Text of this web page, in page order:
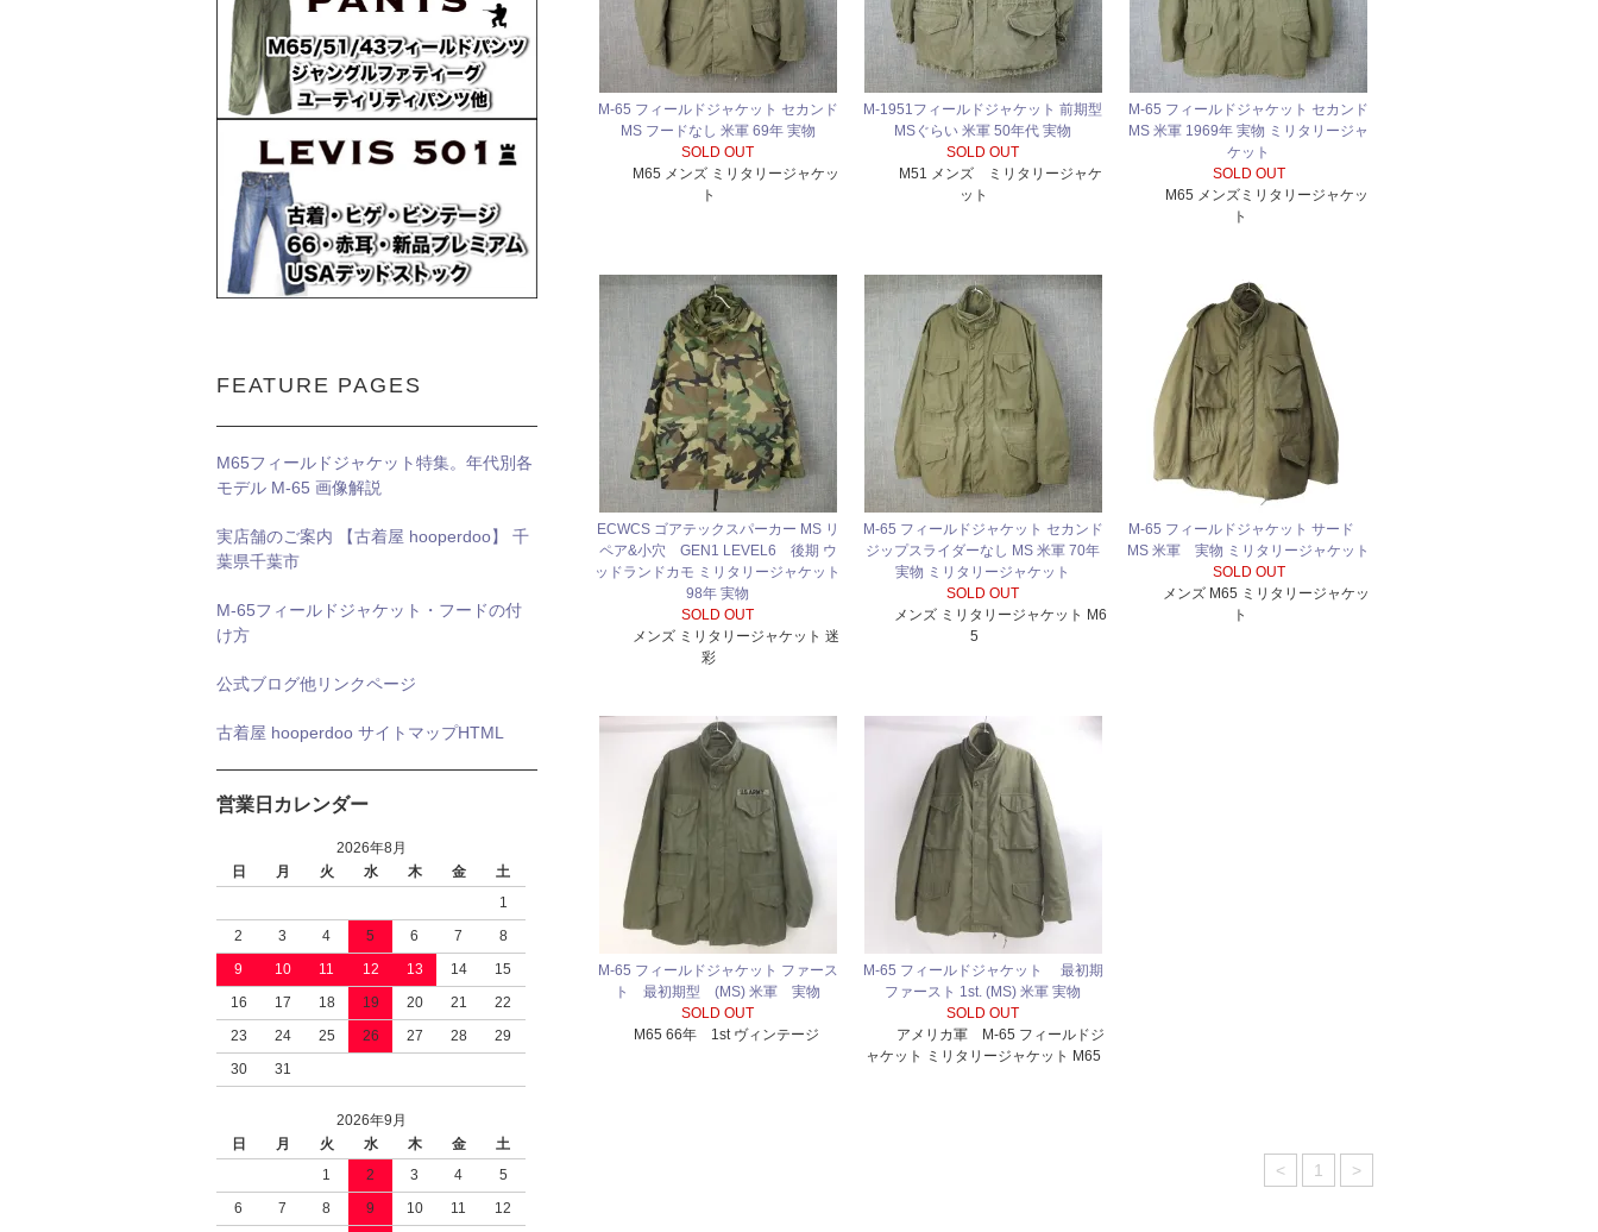
M-65 フィールドジャケット セカンド
MS フードなし 米軍 69年 実物
SOLD OUT
M65 メンズ ミリタリージャケッ
ト
M-1951フィールドジャケット 前期型
MSぐらい 米軍 50年代 実物
SOLD OUT
M51 メンズ ミリタリージャケ
ット
M-65 フィールドジャケット セカンド
MS 米軍 1969年 実物 ミリタリージャ
ケット
SOLD OUT
M65 メンズミリタリージャケッ
ト
ECWCS ゴアテックスパーカー MS リ
ペア&小穴 GEN1 LEVEL6 後期 ウ
ッドランドカモ ミリタリージャケット
98年 実物
SOLD OUT
メンズ ミリタリージャケット 迷
彩
M-65 フィールドジャケット セカンド
ジップスライダーなし MS 米軍 70年
実物 ミリタリージャケット
SOLD OUT
メンズ ミリタリージャケット M6
5
M-65 フィールドジャケット サード
MS 米軍 実物 ミリタリージャケット
SOLD OUT
メンズ M65 ミリタリージャケッ
ト
M-65 フィールドジャケット ファース
ト 最初期型 (MS) 米軍 実物
SOLD OUT
M65 66年 1st ヴィンテージ
M-65 フィールドジャケット 最初期
ファースト 1st. (MS) 米軍 実物
SOLD OUT
アメリカ軍 M-65 フィールドジ
ャケット ミリタリージャケット M65
< 1 >
FEATURE PAGES
M65フィールドジャケット特集。年代別各
モデル M-65 画像解説
実店舗のご案内 【古着屋 hooperdoo】 千
葉県千葉市
M-65フィールドジャケット・フードの付
け方
公式ブログ他リンクページ
古着屋 hooperdoo サイトマップHTML
営業日カレンダー
2026年8月
日
月 火 水 木 金
土
1
2
3 4 5 6 7
8
9
10 11 12 13 14
15
16
17 18 19 20 21
22
23
24 25 26 27 28
29
30
31
2026年9月
日
月 火 水 木 金
土
1
2 3 4
5
6
7 8 9 10 11 12